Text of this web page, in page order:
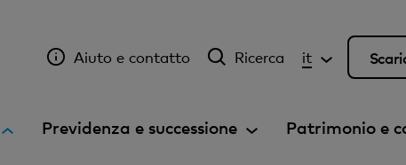
Aiuto e contatto Ricerca it
Previdenza e successione Patrimonio e